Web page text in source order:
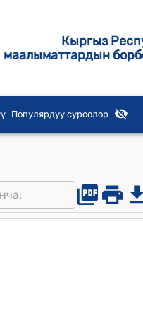
Кыргыз
маалыматтардын
Популярдуу суроолор